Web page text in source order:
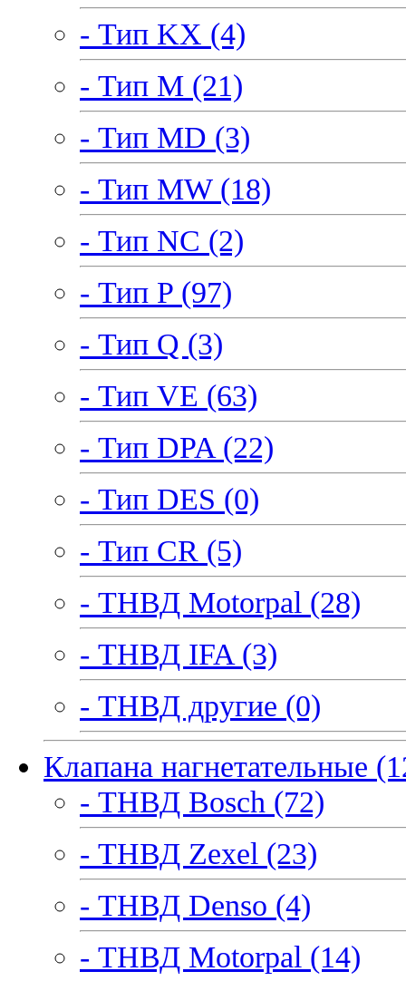
- Тип KX (4)
- Тип M (21)
- Тип MD (3)
- Тип MW (18)
- Тип NC (2)
- Тип P (97)
- Тип Q (3)
- Тип VE (63)
- Тип DPA (22)
- Тип DES (0)
- Тип CR (5)
- ТНВД Motorpal (28)
- ТНВД IFA (3)
- ТНВД другие (0)
Клапана нагнетательные
- ТНВД Bosch (72)
- ТНВД Zexel (23)
- ТНВД Denso (4)
- ТНВД Motorpal (14)